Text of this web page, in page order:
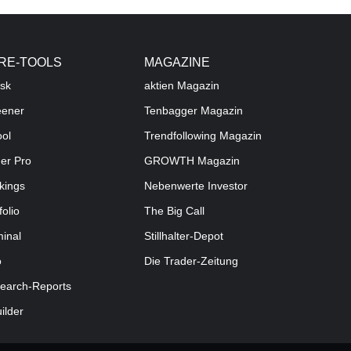
TOOLS
Pro
Reports
MAGAZINE
aktien Magazin
Tenbagger Magazin
Trendfollowing Magazin
GROWTH Magazin
Nebenwerte Investor
The Big Call
Stillhalter-Depot
Die Trader-Zeitung